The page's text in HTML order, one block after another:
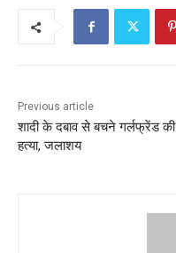
Previous article
शादी के दबाव से बचने गर्लफ्रेंड की
हत्या, जलाशय